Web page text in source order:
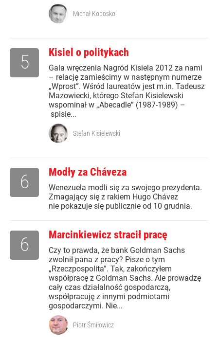
Michał Kobosko
Kisiel o politykach
Gala wręczenia Nagród Kisiela 2012 za nami
– relację zamieścimy w następnym numerze
„Wprost”. Wśród laureatów jest m.in. Tadeusz
Mazowiecki, którego Stefan Kisielewski
wspominał w „Abecadle” (1987-1989) –
spisie...
5
Stefan Kisielewski
Modły za Cháveza
Wenezuela modli się za swojego prezydenta.
Zmagający się z rakiem Hugo Chávez
nie pokazuje się publicznie od 10 grudnia.
6
Marcinkiewicz stracił pracę
Czy to prawda, że bank Goldman Sachs
zwolnił pana z pracy? Pisze o tym
„Rzeczpospolita”. Tak, zakończyłem
współpracę z Goldman Sachs. Ale prowadzę
cały czas działalność gospodarczą,
współpracuję z innymi podmiotami
gospodarczymi. Nie...
6
Piotr Śmiłowicz